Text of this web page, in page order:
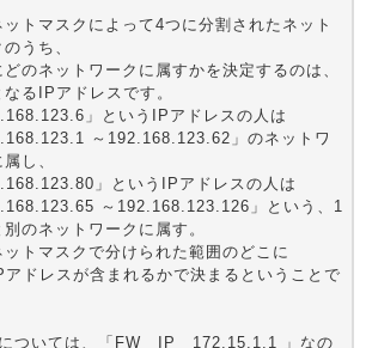
ットマスクによって4つに分割されたネット
うち、
のネットワークに属すかを決定するのは、
るIPアドレスです。
」というIPアドレスの人は
～192.168.123.62」のネットワ
し、
」というIPアドレスの人は
～192.168.123.126」という、1
のネットワークに属す。
ットマスクで分けられた範囲のどこに
アドレスが含まれるかで決まるということで
ついては、「FW IP 172.15.1.1 」なの